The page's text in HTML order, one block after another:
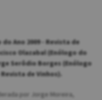
Ano 2009 - Revista de
Olazabal (Enólogo do
Serôdio Borges (Enólogo
Revista de Vinhos).
por Jorge Moreira,